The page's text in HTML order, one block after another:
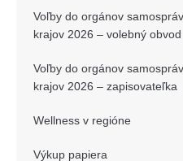
Voľby do orgánov
krajov 2026 – volebný obvod
Voľby do orgánov
krajov 2026 – zapisovateľka
Wellness v regióne
Výkup papiera